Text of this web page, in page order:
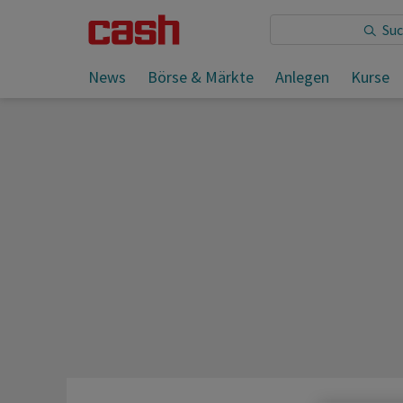
News Börse & Märkte Anlegen Kurse
Sie lesen: